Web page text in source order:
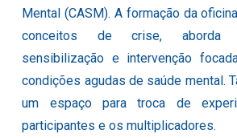
Mental (CASM). A formação da
conceitos de crise, aborda
sensibilização e intervenção
condições agudas de saúde mental.
um espaço para troca de
participantes e os multiplicadores.